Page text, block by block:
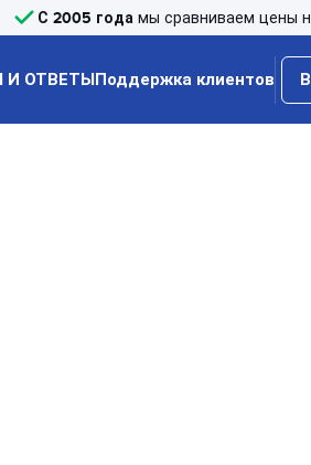
С 2005 года мы сравниваем цены
И ОТВЕТЫПоддержка клиентов